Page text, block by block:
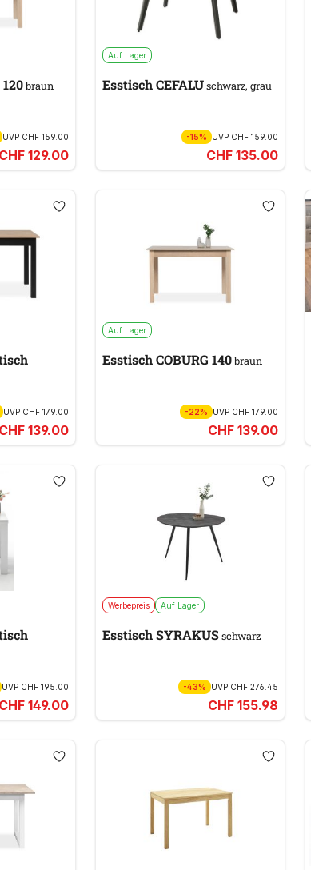
120braun
UVPCHF 159.00
CHF 129.00
Auf Lager
Esstisch CEFALUschwarz, grau
-15% UVPCHF 159.00
CHF 135.00
UVPCHF 179.00
CHF 139.00
Auf Lager
Esstisch COBURG 140braun
-22% UVPCHF 179.00
CHF 139.00
UVPCHF 195.00
CHF 149.00
Werbepreis Auf Lager
Esstisch SYRAKUSschwarz
-43% UVPCHF 276.45
CHF 155.98